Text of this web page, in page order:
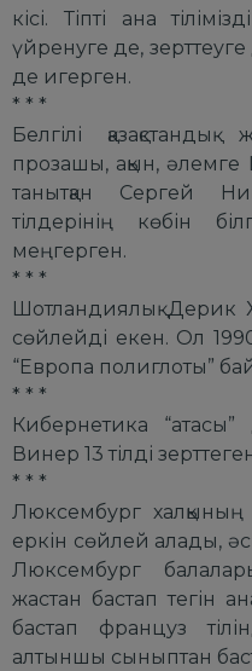
кісі. Тіпті ана
үйренуге де,
де игерген.
* * *
Белгілі
прозашы, ақын, әлемге
танытқан Сергей
тілдерінің көбін
меңгерген.
* * *
Шотландиялық Дерик
сөйлейді екен. Ол
“Европа полиглоты”
* * *
Кибернетика
Винер 13 тілді
* * *
Люксембург халқының
еркін сөйлей алады,
Люксембург
жастан бастап тегін
бастап француз
алтыншы сыныптан